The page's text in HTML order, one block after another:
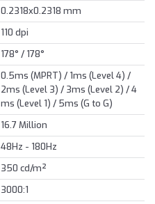
0.2318x0.2318 mm
110 dpi
178° / 178°
0.5ms (MPRT) / 1ms (Level 4) /
2ms (Level 3) / 3ms (Level 2) / 4
ms (Level 1) / 5ms (G to G)
16.7 Million
48Hz - 180Hz
350 cd/m²
3000:1